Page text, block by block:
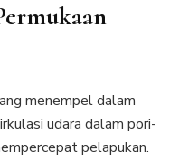
menempel dalam
udara dalam pori-
pelapukan.